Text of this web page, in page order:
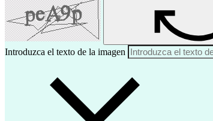
Introduzca el texto de la imagen